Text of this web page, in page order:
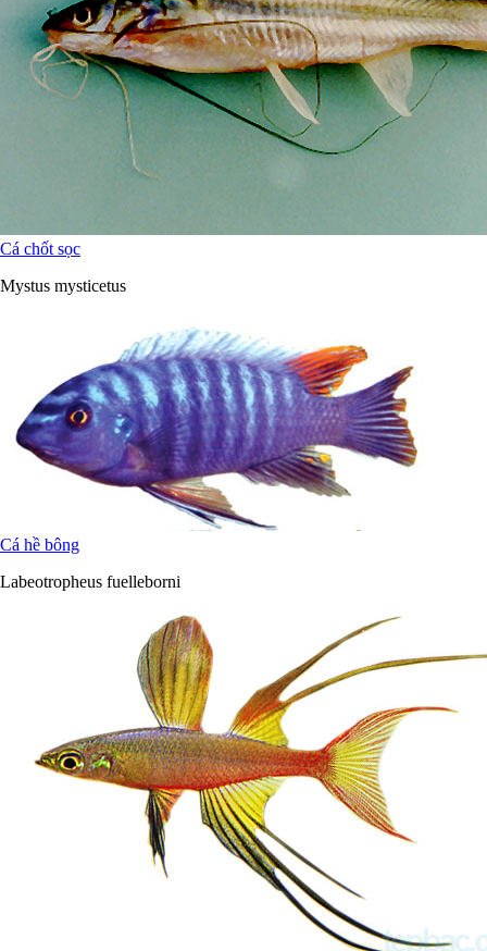
Cá chốt sọc
Mystus mysticetus
Cá hề bông
Labeotropheus fuelleborni